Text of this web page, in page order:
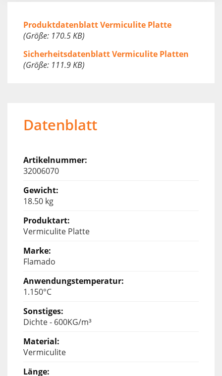
Produktdatenblatt Vermiculite Platte
(Größe: 170.5 KB)
Sicherheitsdatenblatt Vermiculite Platten
(Größe: 111.9 KB)
Datenblatt
32006070
18.50 kg
Vermiculite Platte
Flamado
1.150°C
Dichte - 600KG/m³
Vermiculite